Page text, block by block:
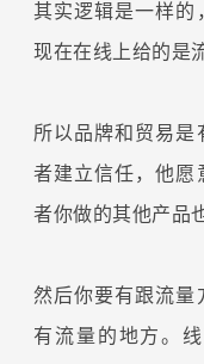
其实逻辑是一样的
现在在线上给的是
所以品牌和贸易是
者建立信任，他愿
者你做的其他产品
然后你要有跟流量
有流量的地方。